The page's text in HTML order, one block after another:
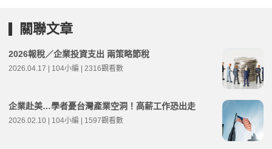
關聯文章
2026報稅／企業投資支出 兩策略節稅
2026.04.17 | 104小編 | 2316觀看數
企業赴美…學者憂台灣產業空洞！高薪工作恐出走
2026.02.10 | 104小編 | 1597觀看數